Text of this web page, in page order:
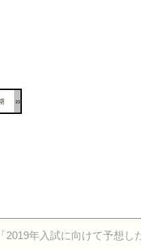
2019年入試に向けて予想し